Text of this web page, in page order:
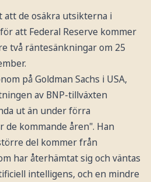
de osäkra utsikterna i
att Federal Reserve kommer
två räntesänkningar om 25
på Goldman Sachs i USA,
av BNP-tillväxten
ut än under förra
kommande åren". Han
del kommer från
har återhämtat sig och väntas
intelligens, och en mindre